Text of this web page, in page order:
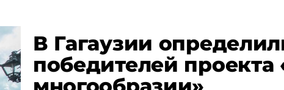
В Гагаузии
победителей проекта